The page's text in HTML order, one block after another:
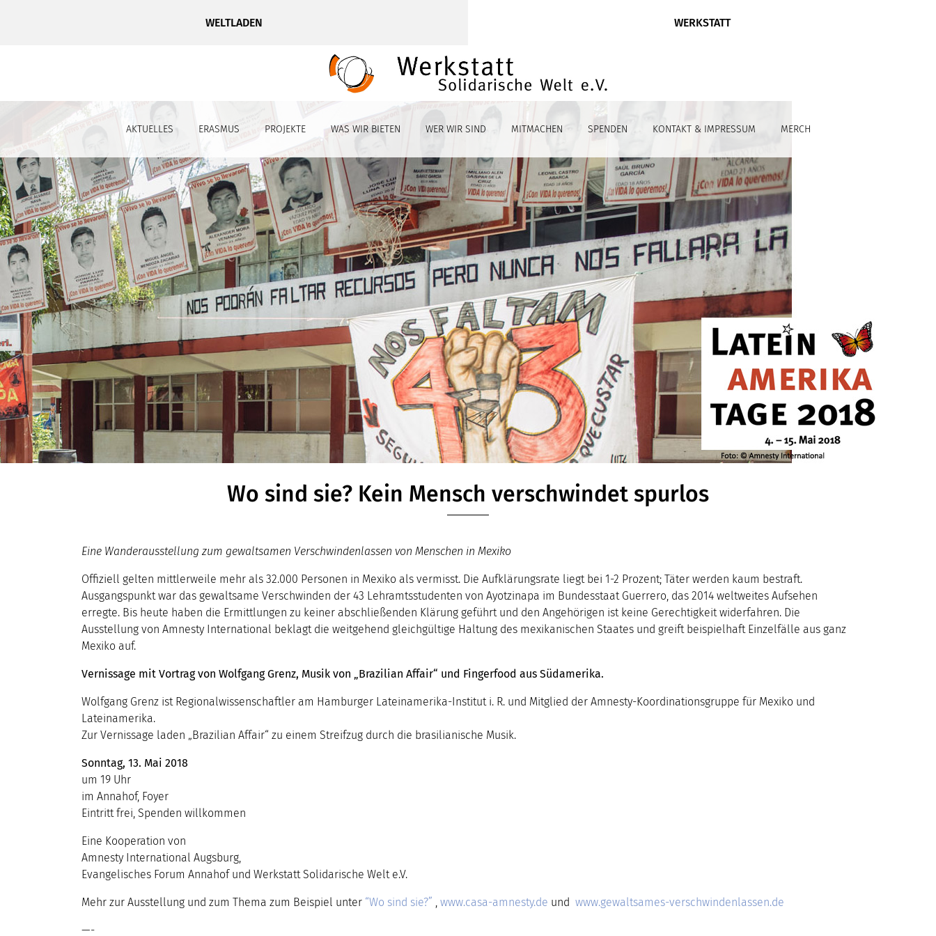
WELTLADEN WERKSTATT
AKTUELLES ERASMUS PROJEKTE WAS WIR BIETEN WER WIR SIND MITMACHEN SPENDEN KONTAKT & IMPRESSUM MERCH
Wo sind sie? Kein Mensch verschwindet spurlos
Eine Wanderausstellung zum gewaltsamen Verschwindenlassen von Menschen in Mexiko
Offiziell gelten mittlerweile mehr als 32.000 Personen in Mexiko als vermisst. Die Aufklärungsrate liegt bei 1-2 Prozent; Täter werden kaum bestraft.
Ausgangspunkt war das gewaltsame Verschwinden der 43 Lehramtsstudenten von Ayotzinapa im Bundesstaat Guerrero, das 2014 weltweites Aufsehen
erregte. Bis heute haben die Ermittlungen zu keiner abschließenden Klärung geführt und den Angehörigen ist keine Gerechtigkeit widerfahren. Die
Ausstellung von Amnesty International beklagt die weitgehend gleichgültige Haltung des mexikanischen Staates und greift beispielhaft Einzelfälle aus ganz
Mexiko auf.
Vernissage mit Vortrag von Wolfgang Grenz, Musik von „Brazilian Affair“ und Fingerfood aus Südamerika.
Wolfgang Grenz ist Regionalwissenschaftler am Hamburger Lateinamerika-Institut i. R. und Mitglied der Amnesty-Koordinationsgruppe für Mexiko und
Lateinamerika.
Zur Vernissage laden „Brazilian Affair“ zu einem Streifzug durch die brasilianische Musik.
Sonntag, 13. Mai 2018
um 19 Uhr
im Annahof, Foyer
Eintritt frei, Spenden willkommen
Eine Kooperation von
Amnesty International Augsburg,
Evangelisches Forum Annahof und Werkstatt Solidarische Welt e.V.
Mehr zur Ausstellung und zum Thema zum Beispiel unter “Wo sind sie?” , www.casa-amnesty.de und www.gewaltsames-verschwindenlassen.de
—-